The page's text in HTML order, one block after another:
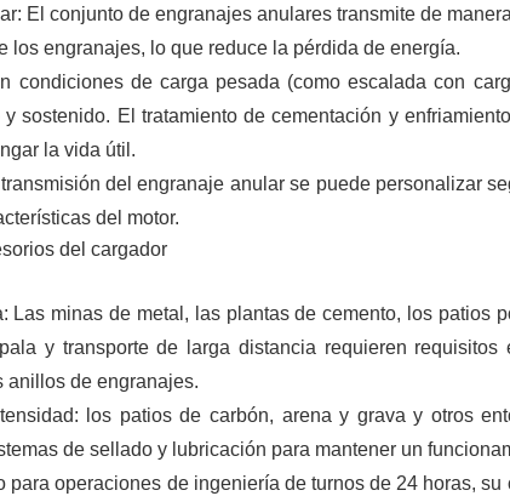
El conjunto de engranajes anulares transmite de
los engranajes, lo que reduce la pérdida de energía.
condiciones de carga pesada (como escalada con
sostenido. El tratamiento de cementación y
la vida útil.
del engranaje anular se puede personalizar
del motor.
Las minas de metal, las plantas de cemento, los patios
y transporte de larga distancia requieren requisitos
anillos de engranajes.
los patios de carbón, arena y grava y otros
de sellado y lubricación para mantener un
para operaciones de ingeniería de turnos de 24 horas,